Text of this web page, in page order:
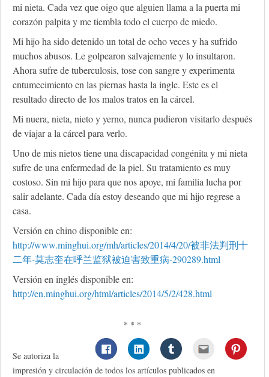
mi nieta. Cada vez que oigo que alguien llama a la puerta mi
corazón palpita y me tiembla todo el cuerpo de miedo.
Mi hijo ha sido detenido un total de ocho veces y ha sufrido
muchos abusos. Le golpearon salvajemente y lo insultaron.
Ahora sufre de tuberculosis, tose con sangre y experimenta
entumecimiento en las piernas hasta la ingle. Este es el
resultado directo de los malos tratos en la cárcel.
Mi nuera, nieta, nieto y yerno, nunca pudieron visitarlo después
de viajar a la cárcel para verlo.
Uno de mis nietos tiene una discapacidad congénita y mi nieta
sufre de una enfermedad de la piel. Su tratamiento es muy
costoso. Sin mi hijo para que nos apoye, mi familia lucha por
salir adelante. Cada día estoy deseando que mi hijo regrese a
casa.
Versión en chino disponible en:
http://www.minghui.org/mh/articles/2014/4/20/被非法判刑十
二年-莫志奎在呼兰监狱被迫害致重病-290289.html
Versión en inglés disponible en:
http://en.minghui.org/html/articles/2014/5/2/428.html
* * *
Se autoriza la
impresión y circulación de todos los artículos publicados en